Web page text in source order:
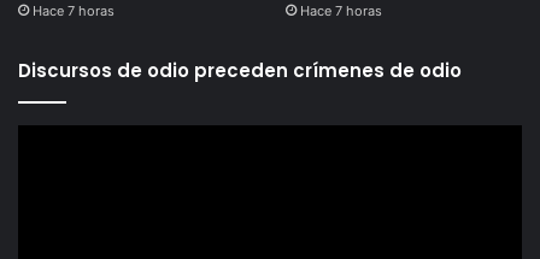
Hace 7 horas Hace 7 horas
Discursos de odio preceden crímenes de odio